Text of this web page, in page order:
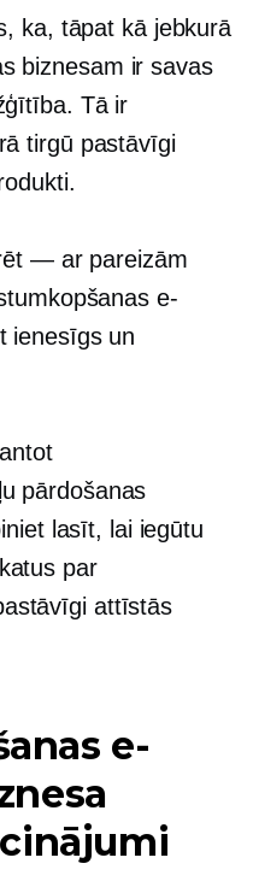
ka, tāpat kā jebkurā
biznesam ir savas
Tā ir
tirgū pastāvīgi
— ar pareizām
e-
ienesīgs un
pārdošanas
lasīt, lai iegūtu
par
attīstās
e-